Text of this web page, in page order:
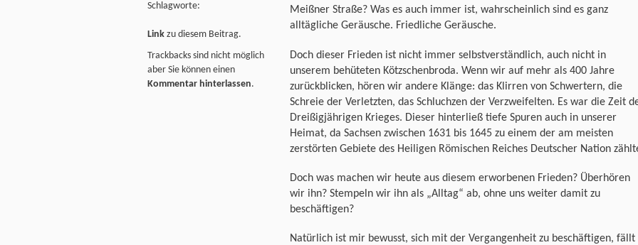
Meißner Straße? Was es auch immer ist, wahrscheinlich sind es ganz
alltägliche Geräusche. Friedliche Geräusche.
Doch dieser Frieden ist nicht immer selbstverständlich, auch nicht in
unserem behüteten Kötzschenbroda. Wenn wir auf mehr als 400 Jahre
zurückblicken, hören wir andere Klänge: das Klirren von Schwertern, die
Schreie der Verletzten, das Schluchzen der Verzweifelten. Es war die Zeit
Dreißigjährigen Krieges. Dieser hinterließ tiefe Spuren auch in unserer
Heimat, da Sachsen zwischen 1631 bis 1645 zu einem der am meisten
zerstörten Gebiete des Heiligen Römischen Reiches Deutscher Nation
Doch was machen wir heute aus diesem erworbenen Frieden? Überhören
wir ihn? Stempeln wir ihn als „Alltag“ ab, ohne uns weiter damit zu
beschäftigen?
Natürlich ist mir bewusst, sich mit der Vergangenheit zu beschäftigen, fällt
Schlagworte:
Link zu diesem Beitrag.
Trackbacks sind nicht möglich
aber Sie können einen
Kommentar hinterlassen.